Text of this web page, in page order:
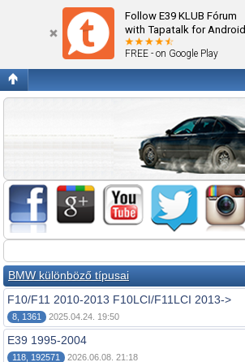
Follow E39 KLUB Fórum
with Tapatalk for Android
FREE - on Google Play
Fórum kezdőlap megtekintése
BMW különböző típusai
F10/F11 2010-2013 F10LCI/F11LCI 2013->
8, 1361 2025.04.24. 19:50
E39 1995-2004
118, 192571 2026.06.08. 21:18